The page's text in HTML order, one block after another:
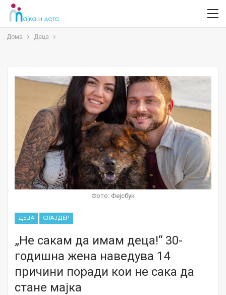
Дома Деца
Фото: Фејсбук
ДЕЦА СЛАЈДЕР
„Не сакам да имам деца!“ 30-
годишна жена наведува 14
причини поради кои не сака да
стане мајка